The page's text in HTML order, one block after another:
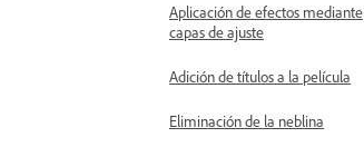
Aplicación de efectos mediante
capas de ajuste
Adición de títulos a la película
Eliminación de la neblina